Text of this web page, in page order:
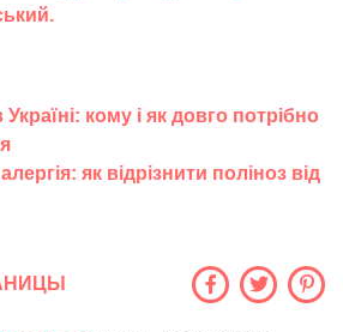
кому і як довго потрібно
як відрізнити поліноз від